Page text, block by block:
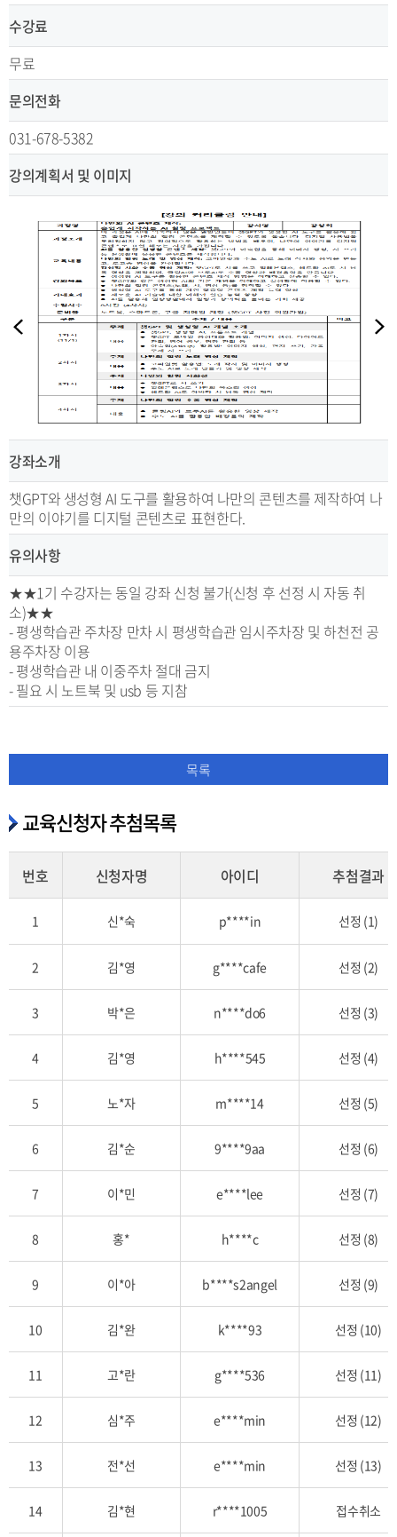
수강료
무료
문의전화
031-678-5382
강의계획서 및 이미지
강좌소개
챗GPT와 생성형 AI 도구를 활용하여 나만의 콘텐츠를 제작하여 나
만의 이야기를 디지털 콘텐츠로 표현한다.
유의사항
★★1기 수강자는 동일 강좌 신청 불가(신청 후 선정 시 자동 취
소)★★
- 평생학습관 주차장 만차 시 평생학습관 임시주차장 및 하천전 공
용주차장 이용
- 평생학습관 내 이중주차 절대 금지
- 필요 시 노트북 및 usb 등 지참
목록
교육신청자 추첨목록
신
자
첨
호,
청
명,
과,
첨
취
번호 신청자명 아이디 추첨결과
1 신*숙 p****in 선정 (1)
2 김*영 g****cafe 선정 (2)
3 박*은 n****do6 선정 (3)
4 김*영 h****545 선정 (4)
5 노*자 m****14 선정 (5)
6 김*순 9****9aa 선정 (6)
7 이*민 e****lee 선정 (7)
8 홍* h****c 선정 (8)
9 이*아 b****s2angel 선정 (9)
10 김*완 k****93 선정 (10)
11 고*란 g****536 선정 (11)
12 심*주 e****min 선정 (12)
13 전*선 e****min 선정 (13)
14 김*현 r****1005 접수취소